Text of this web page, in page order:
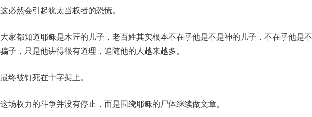
这必然会引起犹太当权者的恐慌。
大家都知道耶稣是木匠的儿子，老百姓其实根本不在乎他是不是神的儿子，不在乎他是
骗子，只是他讲得很有道理，追随他的人越来越多。
最终被钉死在十字架上。
这场权力的斗争并没有停止，而是围绕耶稣的尸体继续做文章。